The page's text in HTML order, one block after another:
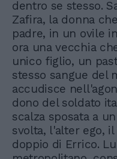
dentro se stesso.
Zafira, la donna
padre, in un ovile
ora una vecchia
unico figlio, un
stesso sangue del
accudisce
dono del soldato
scalza sposata a
svolta, l'alter ego,
doppio di Errico.